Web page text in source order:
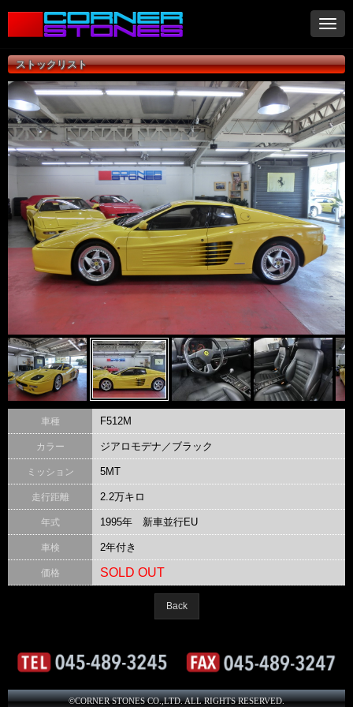
ナ
ビ
ゲ
ー
シ
ョ
ン
ストックリスト
車種 F512M
カラー ジアロモデナ／ブラック
ミッション 5MT
走行距離 2.2万キロ
年式 1995年 新車並行EU
車検 2年付き
価格 SOLD OUT
Back
©CORNER STONES CO.,LTD. ALL RIGHTS RESERVED.